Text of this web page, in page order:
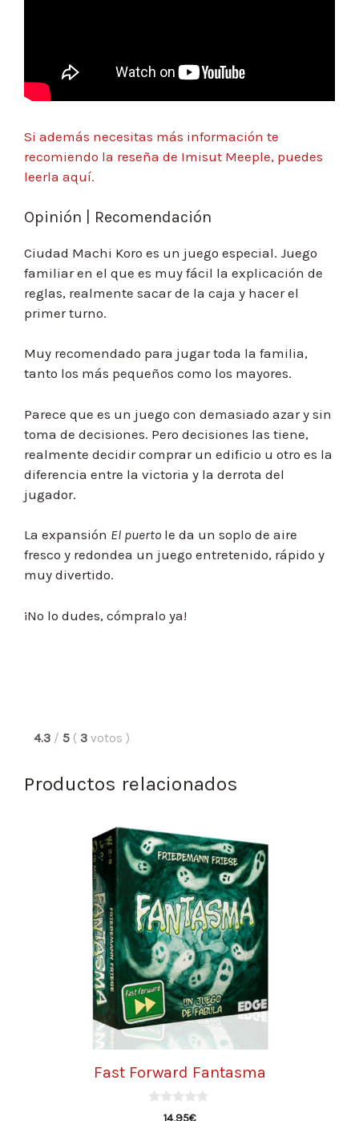
Si además necesitas más información te
recomiendo la reseña de Imisut Meeple, puedes
leerla aquí.
Opinión | Recomendación
Ciudad Machi Koro es un juego especial. Juego
familiar en el que es muy fácil la explicación de
reglas, realmente sacar de la caja y hacer el
primer turno.
Muy recomendado para jugar toda la familia,
tanto los más pequeños como los mayores.
Parece que es un juego con demasiado azar y sin
toma de decisiones. Pero decisiones las tiene,
realmente decidir comprar un edificio u otro es la
diferencia entre la victoria y la derrota del
jugador.
La expansión El puerto le da un soplo de aire
fresco y redondea un juego entretenido, rápido y
muy divertido.
¡No lo dudes, cómpralo ya!
4.3 / 5 ( 3 votos )
Productos relacionados
Fast Forward Fantasma